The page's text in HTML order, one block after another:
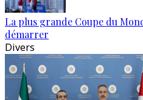
La plus grande Coupe du
démarrer
Divers